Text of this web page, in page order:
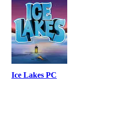
Ice Lakes PC